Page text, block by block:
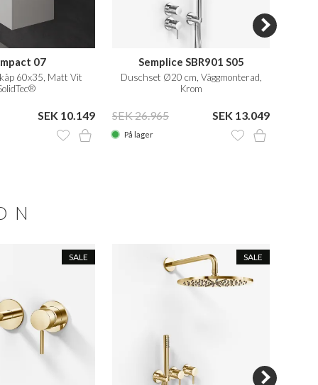
07
60x35, Matt Vit
SEK 10.149
Semplice SBR901 S05
Duschset Ø20 cm, Väggmonterad,
Krom
SEK 26.965 SEK 13.049
På lager
SALE SALE